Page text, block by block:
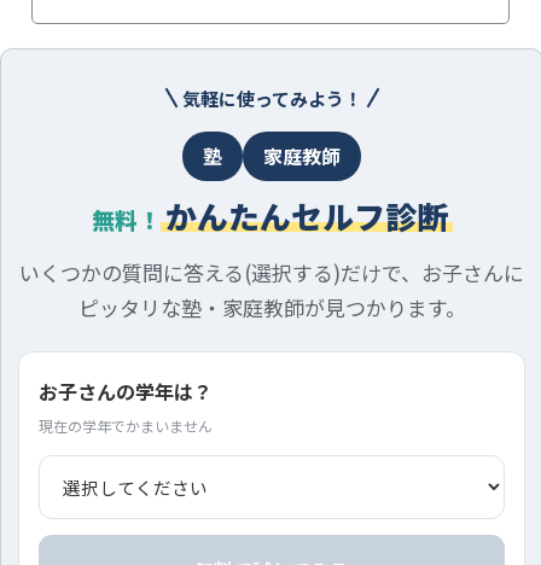
気軽に使ってみよう！
塾 家庭教師
無料！ かんたんセルフ診断
いくつかの質問に答える(選択する)だけで、お子さんに
ピッタリな塾・家庭教師が見つかります。
お子さんの学年は？
現在の学年でかまいません